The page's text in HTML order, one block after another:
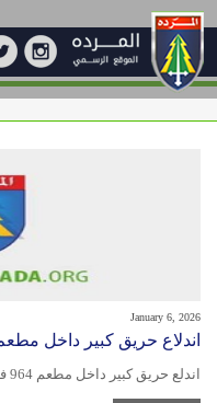
January 6, 2026
اندلاع حريق كبير داخل مطعم 964 في
اندلع حريق كبير داخل مطعم 964 في البترون.